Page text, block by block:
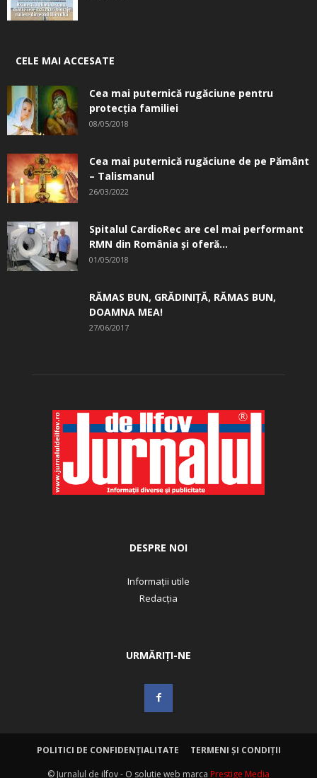
CELE MAI ACCESATE
Cea mai puternică rugăciune pentru
protecția familiei
08/05/2018
Cea mai puternică rugăciune de pe Pământ
– Talismanul
26/03/2022
Spitalul CardioRec are cel mai performant
RMN din România și oferă...
01/05/2018
RĂMAS BUN, GRĂDINIŢĂ, ­RĂMAS BUN,
DOAMNA MEA!
27/06/2017
DESPRE NOI
Informații utile
Redacția
URMĂRIȚI-NE
POLITICI DE CONFIDENȚIALITATE
TERMENI ȘI CONDIȚII
© Jurnalul de ilfov - O solutie web marca Prestige Media